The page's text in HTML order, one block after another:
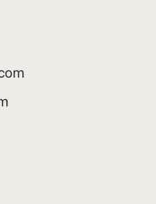
로 간주됩니다.
됩니다.
Khanh Hoa